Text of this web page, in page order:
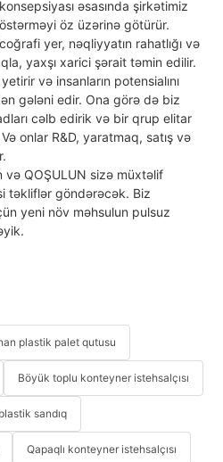
əsasında şirkətimiz
öz üzərinə götürür.
yer, nəqliyyatın rahatlığı və
yaxşı xarici şərait təmin edilir.
və insanların potensialını
gələni edir. Ona görə də biz
cəlb edirik və bir qrup elitar
onlar R&D, yaratmaq, satış və
və QOŞULUN sizə müxtəlif
təkliflər göndərəcək. Biz
yeni növ məhsulun pulsuz
plastik palet qutusu
Böyük toplu konteyner istehsalçısı
sandıq
Qapaqlı konteyner istehsalçısı